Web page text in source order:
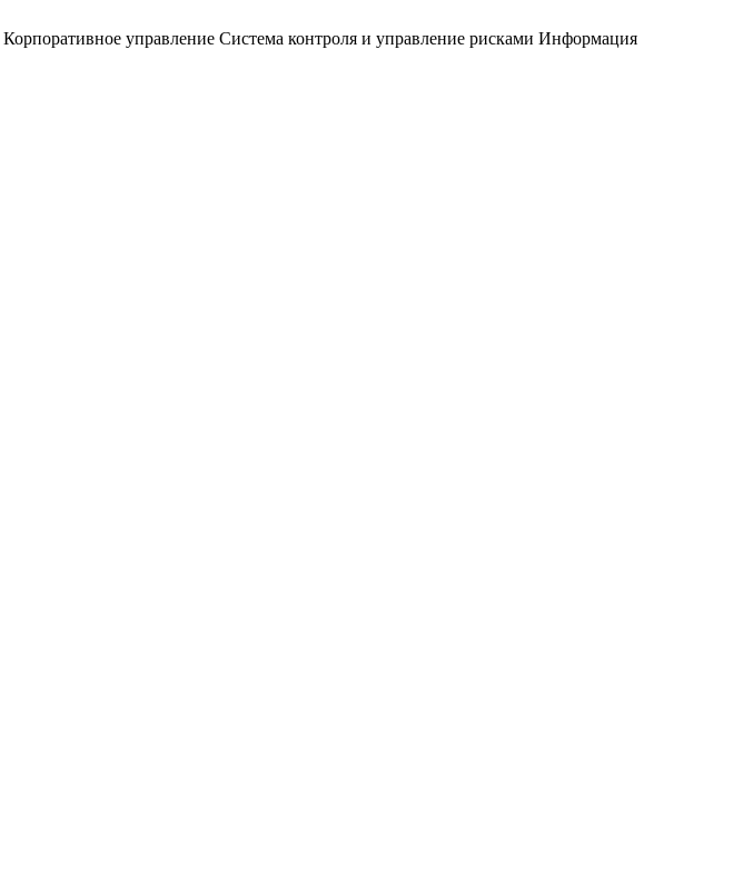
Корпоративное управление Система контроля и управление рисками Информация